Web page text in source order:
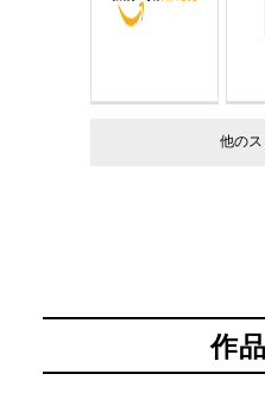
他のス
作